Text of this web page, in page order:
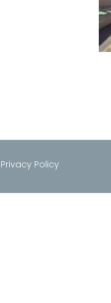
Privacy Policy